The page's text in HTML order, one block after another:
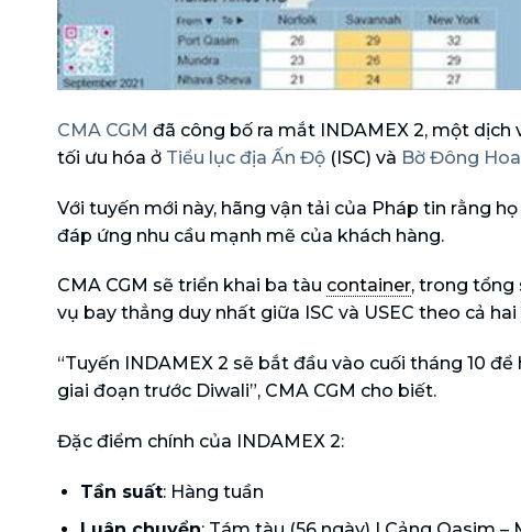
CMA CGM đã công bố ra mắt INDAMEX 2, một
tối ưu hóa ở Tiểu lục địa Ấn Độ (ISC) và Bờ Đông
Với tuyến mới này, hãng vận tải của Pháp tin rằng
đáp ứng nhu cầu mạnh mẽ của khách hàng.
CMA CGM sẽ triển khai ba tàu container, trong tổng
vụ bay thẳng duy nhất giữa ISC và USEC theo cả
“Tuyến INDAMEX 2 sẽ bắt đầu vào cuối tháng 10
giai đoạn trước Diwali”, CMA CGM cho biết.
Đặc điểm chính của INDAMEX 2:
Tần suất: Hàng tuần